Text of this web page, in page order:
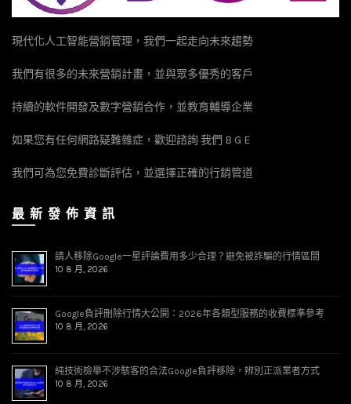
現代化人工智能營銷管理，我們一起走向未來趨勢
我們有很多的未來營銷計畫，並與眾多優秀的客戶
持續的軟件開發及數字營銷合作，並教育輔導企業
如果您有任何網路疑難雜症，歡迎諮詢 我們 B G E
我們可為您免費診斷評估，並選擇正確的行銷管道
最 新 發 佈 資 訊
請人移除Google一星評論費用多少合理？避免被詐騙的行情區間
10 8 月, 2026
Google負評刪除行情大公開：2026年各類型服務的收費標準參考
10 8 月, 2026
純技術檢舉不涉駭客的合法Google負評移除，辨別正派業者方式
10 8 月, 2026